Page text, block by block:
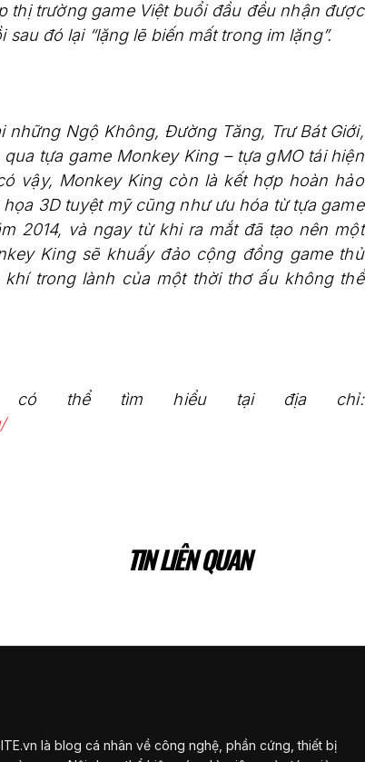
thị trường game Việt buổi đầu đều nhận được
đó lại “lặng lẽ biến mất trong im lặng”.
những Ngộ Không, Đường Tăng, Trư Bát Giới,
tựa game Monkey King – tựa gMO tái hiện
vậy, Monkey King còn là kết hợp hoàn hảo
3D tuyệt mỹ cũng như ưu hóa từ tựa game
2014, và ngay từ khi ra mắt đã tạo nên một
King sẽ khuấy đảo cộng đồng game thủ
trong lành của một thời thơ ấu không thể
có thể tìm hiểu tại địa chỉ:
TIN LIÊN QUAN
là blog cá nhân về công nghệ, phần cứng, thiết bị